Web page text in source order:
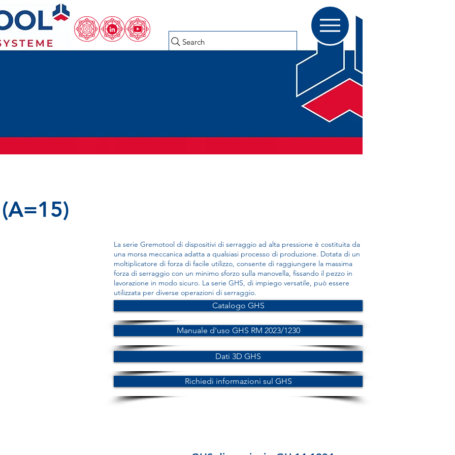
Search
La serie Gremotool di dispositivi di serraggio ad alta pressione è costituita da
una morsa meccanica adatta a qualsiasi processo di produzione. Dotata di un
moltiplicatore di forza di facile utilizzo, consente di raggiungere la massima
forza di serraggio con un minimo sforzo sulla manovella, fissando il pezzo in
lavorazione in modo sicuro. La serie GHS, di impiego versatile, può essere
utilizzata per diverse operazioni di serraggio.
Catalogo GHS
Manuale d'uso GHS RM 2023/1230
Dati 3D GHS
Richiedi informazioni sul GHS